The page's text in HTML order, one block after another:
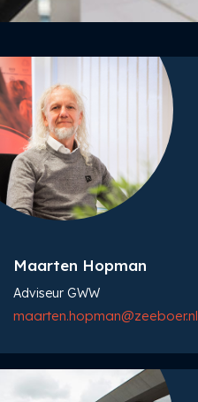
Maarten Hopman
Adviseur GWW
maarten.hopman@zeeboer.nl